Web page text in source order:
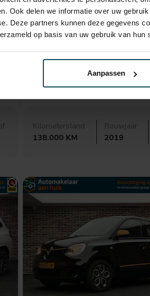
Ook delen we informatie over uw
Deze partners kunnen deze gegevens
op basis van uw gebruik van hun
Aanpassen
Škoda Kodiaq
2.0 TSI 4x4 Sportline 7p.
Kilometerstand
138.000 KM
Bouwjaar
2019